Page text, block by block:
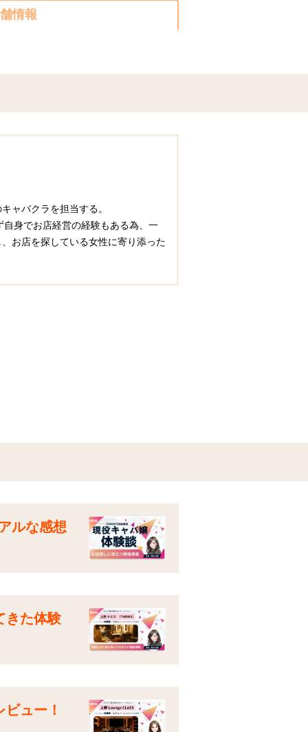
情報
ャバクラを担当する。
身でお店経営の経験もある為、一
お店を探している女性に寄り添った
ルな感想
きた体験
ュー！